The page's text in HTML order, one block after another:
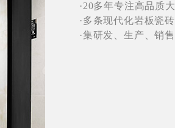
·20多年专注高品质
·多条现代化岩板瓷
·集研发、生产、销